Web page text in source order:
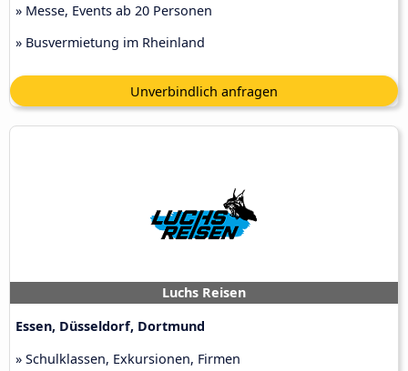
» Messe, Events ab 20 Personen
» Busvermietung im Rheinland
Unverbindlich anfragen
Luchs Reisen
Essen, Düsseldorf, Dortmund
» Schulklassen, Exkursionen, Firmen